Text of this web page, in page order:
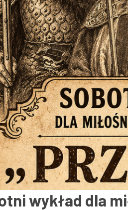
wykład dla